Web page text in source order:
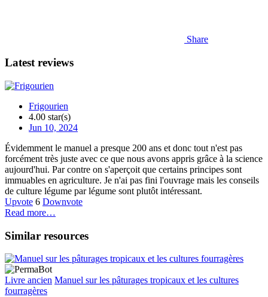
Share
Latest reviews
Frigourien
4.00 star(s)
Jun 10, 2024
Évidemment le manuel a presque 200 ans et donc tout n'est pas
forcément très juste avec ce que nous avons appris grâce à la science
aujourd'hui. Par contre on s'aperçoit que certains principes sont
immuables en agriculture. Je n'ai pas fini l'ouvrage mais les conseils
de culture légume par légume sont plutôt intéressant.
Upvote 6 Downvote
Read more…
Similar resources
Livre ancien Manuel sur les pâturages tropicaux et les cultures
fourragères